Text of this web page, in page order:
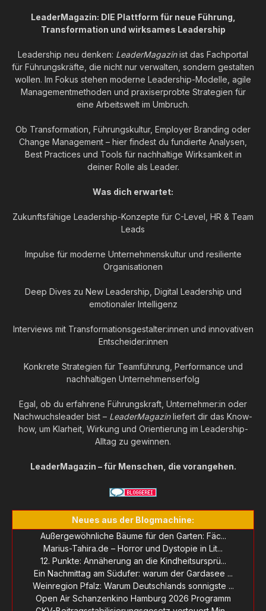
LeaderMagazin: DIE Plattform für neue Führung,
Transformation und wirksames Leadership
Leadership neu denken: LeaderMagazinist das Fachportal
für Führungskräfte, die nicht nur verwalten, sondern gestalten
wollen. Im Fokus stehen moderne Leadership-Modelle, agile
Managementmethoden und praxiserprobte Strategien für
eine Arbeitswelt im Umbruch.
Ob Transformation, Führungskultur, Employer Branding oder
Change Management – hier findest du fundierte Analysen,
Best Practices und Tools für nachhaltige Wirksamkeit in
deiner Rolle als Leader.
Was dich erwartet:
Zukunftsfähige Leadership-Konzepte für C-Level, HR & Team
Leads
Impulse für moderne Unternehmenskultur und resiliente
Organisationen
Deep Dives zu New Leadership, Digital Leadership und
emotionaler Intelligenz
Interviews mit Transformationsgestalter:innen und innovativen
Entscheider:innen
Konkrete Strategien für Teamführung, Performance und
nachhaltigen Unternehmenserfolg
Egal, ob du erfahrene Führungskraft, Unternehmer:in oder
Nachwuchsleader bist – LeaderMagazinliefert dir das Know-
how, um Klarheit, Wirkung und Orientierung im Leadership-
Alltag zu gewinnen.
LeaderMagazin – für Menschen, die vorangehen.
Neues aus der Blogmachine:
Außergewöhnliche Bäume für den Garten: Fäc...
Marius-Tahira.de – Horror und Dystopie in Lit...
12. Punkte: Annäherung an die Kindheitsursprü...
Ein Nachmittag am Südufer: warum der Gardasee ...
Weinregion Pfalz: Warum Deutschlands sonnigste ...
Open Air Schanzenkino Hamburg 2026 Programm